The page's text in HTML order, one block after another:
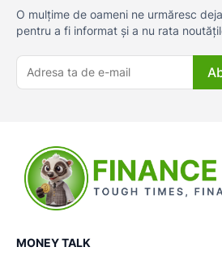
O mulțime de oameni ne urmăresc
pentru a fi informat și a nu rata
MONEY TALK